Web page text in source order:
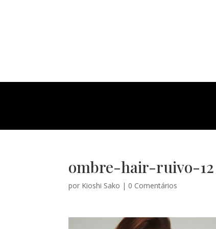
ombre-hair-ruivo-12
por Kioshi Sako | 0 Comentários